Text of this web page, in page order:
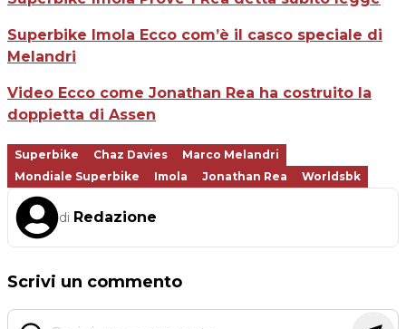
Superbike Imola Ecco com’è il casco speciale di
Melandri
Video Ecco come Jonathan Rea ha costruito la
doppietta di Assen
Superbike Chaz Davies
Marco Melandri
Mondiale Superbike
Imola Jonathan Rea Worldsbk
di Redazione
Scrivi un commento